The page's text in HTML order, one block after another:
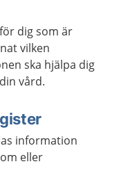
dig som är
vilken
ska hjälpa dig
vård.
information
eller